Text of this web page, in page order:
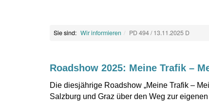
Sie sind: Wir informieren PD 494 / 13.11.2025 D
Roadshow 2025: Meine Trafik –
Die diesjährige Roadshow „Meine Trafik –
Salzburg und Graz über den Weg zur